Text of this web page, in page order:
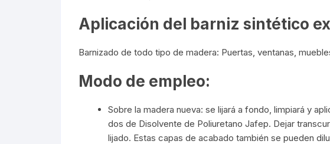
Aplicación del barniz sintético
Barnizado de todo tipo de madera: Puertas, ventanas,
Modo de empleo:
Sobre la madera nueva: se lijará a fondo, limpiará y
dos de Disolvente de Poliuretano Jafep. Dejar
lijado. Estas capas de acabado también se pueden